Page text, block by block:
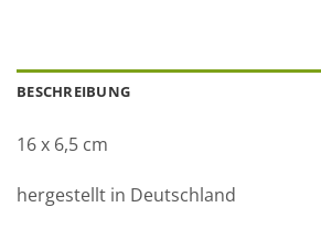
BESCHREIBUNG
16 x 6,5 cm
hergestellt in Deutschland